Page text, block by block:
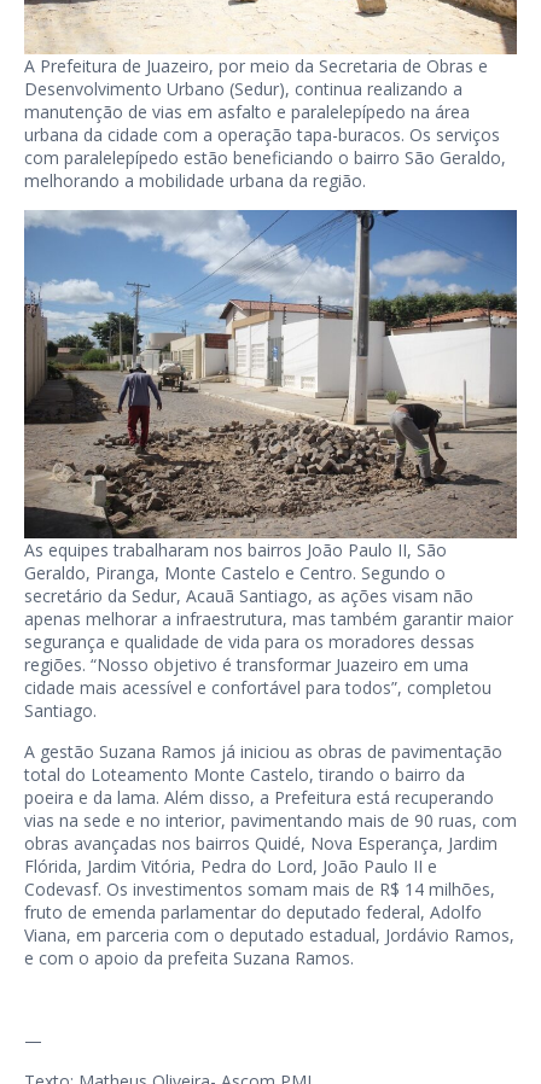
A Prefeitura de Juazeiro, por meio da Secretaria de Obras e
Desenvolvimento Urbano (Sedur), continua realizando a
manutenção de vias em asfalto e paralelepípedo na área
urbana da cidade com a operação tapa-buracos. Os serviços
com paralelepípedo estão beneficiando o bairro São Geraldo,
melhorando a mobilidade urbana da região.
As equipes trabalharam nos bairros João Paulo II, São
Geraldo, Piranga, Monte Castelo e Centro. Segundo o
secretário da Sedur, Acauã Santiago, as ações visam não
apenas melhorar a infraestrutura, mas também garantir maior
segurança e qualidade de vida para os moradores dessas
regiões. “Nosso objetivo é transformar Juazeiro em uma
cidade mais acessível e confortável para todos”, completou
Santiago.
A gestão Suzana Ramos já iniciou as obras de pavimentação
total do Loteamento Monte Castelo, tirando o bairro da
poeira e da lama. Além disso, a Prefeitura está recuperando
vias na sede e no interior, pavimentando mais de 90 ruas, com
obras avançadas nos bairros Quidé, Nova Esperança, Jardim
Flórida, Jardim Vitória, Pedra do Lord, João Paulo II e
Codevasf. Os investimentos somam mais de R$ 14 milhões,
fruto de emenda parlamentar do deputado federal, Adolfo
Viana, em parceria com o deputado estadual, Jordávio Ramos,
e com o apoio da prefeita Suzana Ramos.
—